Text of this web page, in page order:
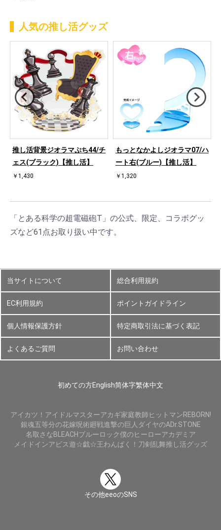
人気の推し活グッズ
推し活背景ジオラマぷち44/チ
ェス(ブラック)【推し活】
￥1,430
もっとなかよしジオラマ07/ハ
ート右(ブルー)【推し活】
￥1,320
「とある科学の超電磁砲T」の公式、限定、コラボグッ
ズなど61点お取り扱い中です。
当サイトについて 総合利用規約
EC利用規約 ポイントガイドライン
個人情報保護方針 特定商取引法に基づく表記
よくあるご質問 お問い合わせ
初めての方English简体字繁体中文
アイカツ！ アイドルマスターアカギ家庭教師ヒットマンREBORN!
銀魂五等分の花嫁呪術廻戦進撃の巨人 ダイヤのADr.STONE
名取さなBLEACHブルーロック僕のヒーローアカデミア
メイドインアビス遊☆戯☆王わんぱく！刀剣乱舞推し活グッズ
その他eeoのSNS